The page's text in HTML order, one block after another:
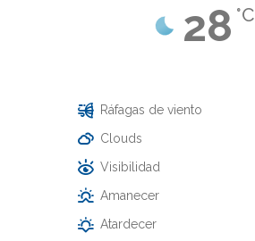
28 °C
Ráfagas de viento
Clouds
Visibilidad
Amanecer
Atardecer